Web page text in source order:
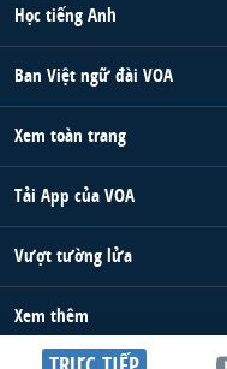
Học tiếng Anh
Ban Việt ngữ đài VOA
Xem toàn trang
Tải App của VOA
Vượt tường lửa
Xem thêm